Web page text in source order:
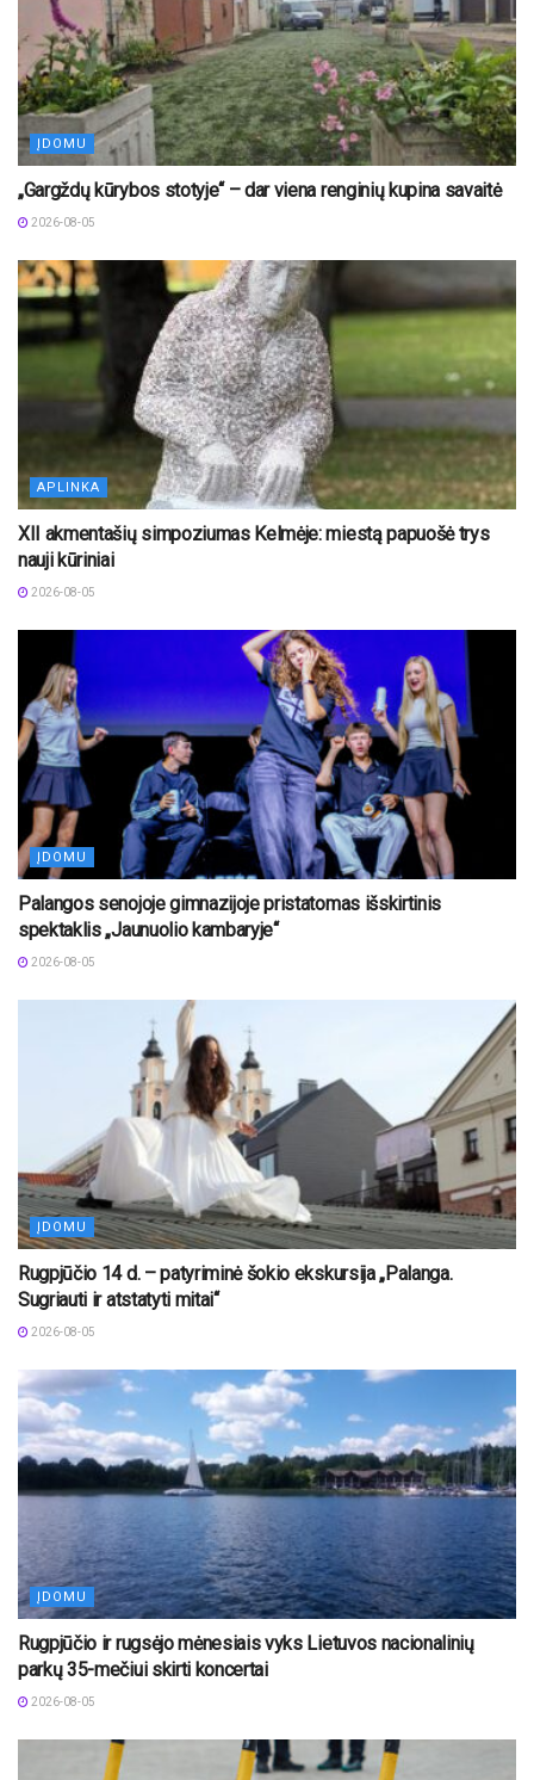
ĮDOMU
„Gargždų kūrybos stotyje“ – dar viena renginių kupina savaitė
2026-08-05
APLINKA
XII akmentašių simpoziumas Kelmėje: miestą papuošė trys
nauji kūriniai
2026-08-05
ĮDOMU
Palangos senojoje gimnazijoje pristatomas išskirtinis
spektaklis „Jaunuolio kambaryje“
2026-08-05
ĮDOMU
Rugpjūčio 14 d. – patyriminė šokio ekskursija „Palanga.
Sugriauti ir atstatyti mitai“
2026-08-05
ĮDOMU
Rugpjūčio ir rugsėjo mėnesiais vyks Lietuvos nacionalinių
parkų 35-mečiui skirti koncertai
2026-08-05